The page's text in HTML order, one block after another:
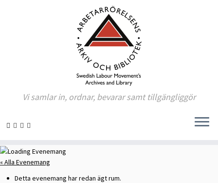
Skip
to
Vi samlar in, ordnar, bevarar samt tillgängliggör
« Alla Evenemang
Detta evenemang har redan ägt rum.